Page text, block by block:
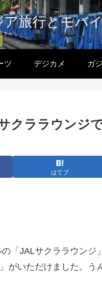
ア旅行とモバ
ツ デジカメ ガ
クララウンジ
はてブ
「JALサクララウンジ
がいただけました。う